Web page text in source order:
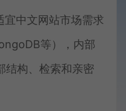
宜中文网站市场需求
等），内部
结构、检索和亲密